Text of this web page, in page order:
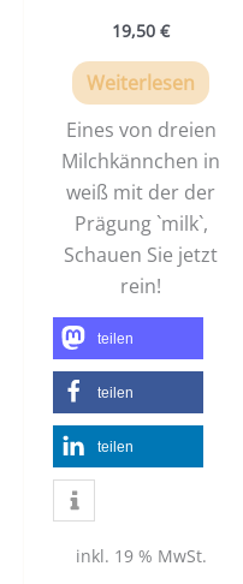
19,50 €
Weiterlesen
Eines von dreien
Milchkännchen in
weiß mit der der
Prägung `milk`,
Schauen Sie jetzt
rein!
teilen
teilen
teilen
inkl. 19 % MwSt.